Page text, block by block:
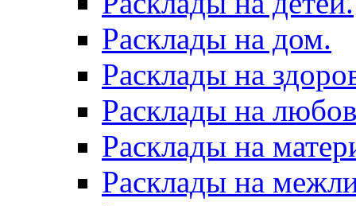
Расклады на дом.
Расклады на
Расклады на
Расклады на
Расклады на